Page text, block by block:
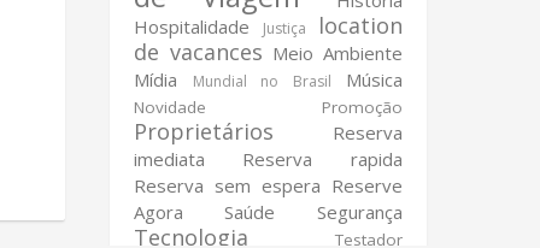
Hospitalidade
Justiça
location
de vacances Meio Ambiente
Mídia
Mundial no Brasil Música
Novidade Promoção
Proprietários
Reserva
imediata
Reserva rapida
Reserva sem espera Reserve
Agora
Saúde Segurança
Tecnologia Testador